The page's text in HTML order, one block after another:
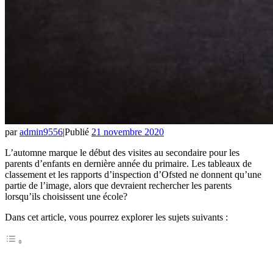
paradmin9556|Publié 21 novembre 2020
L’automne marque le début des visites au secondaire pour les
parents d’enfants en dernière année du primaire. Les tableaux de
classement et les rapports d’inspection d’Ofsted ne donnent qu’une
partie de l’image, alors que devraient rechercher les parents
lorsqu’ils choisissent une école?
Dans cet article, vous pourrez explorer les sujets suivants :